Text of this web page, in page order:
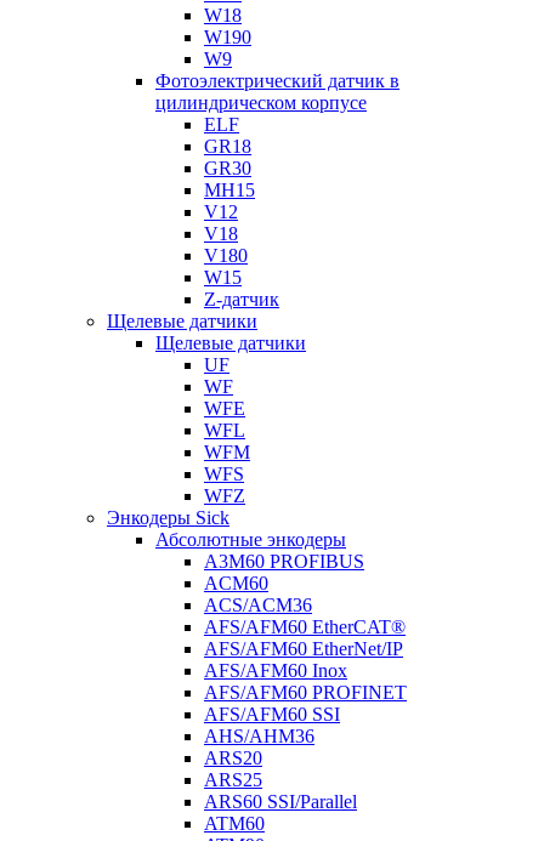
W18
W190
W9
Фотоэлектрический датчик в
цилиндрическом корпусе
ELF
GR18
GR30
MH15
V12
V18
V180
W15
Z-датчик
Щелевые датчики
Щелевые датчики
UF
WF
WFE
WFL
WFM
WFS
WFZ
Энкодеры Sick
Абсолютные энкодеры
A3M60 PROFIBUS
ACM60
ACS/ACM36
AFS/AFM60 EtherCAT®
AFS/AFM60 EtherNet/IP
AFS/AFM60 Inox
AFS/AFM60 PROFINET
AFS/AFM60 SSI
AHS/AHM36
ARS20
ARS25
ARS60 SSI/Parallel
ATM60